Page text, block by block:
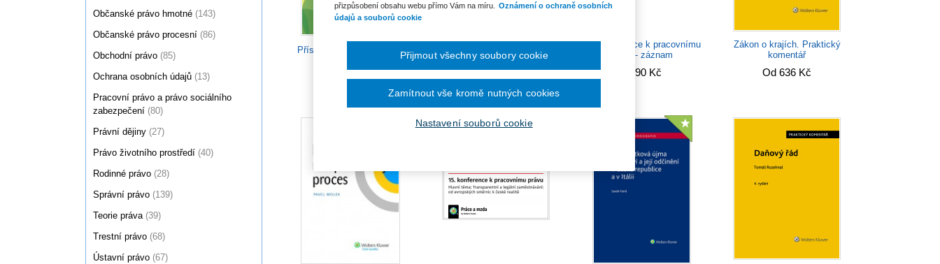
Přístupy k reportingu ESG
Od 485 Kč
Soudní exekutor: historie,
současnost a perspektivy
Od 462 Kč
14. konference k pracovnímu
právu - záznam
5 290 Kč
Zákon o krajích. Praktický
komentář
Od 636 Kč
Občanské právo hmotné (143)
Občanské právo procesní (86)
Obchodní právo (85)
Ochrana osobních údajů (13)
Pracovní právo a právo sociálního
zabezpečení (80)
Právní dějiny (27)
Právo životního prostředí (40)
Rodinné právo (28)
Správní právo (139)
Teorie práva (39)
Trestní právo (68)
Ústavní právo (67)
přizpůsobení obsahu webu přímo Vám na míru.
Oznámení o ochraně osobních
údajů a souborů cookie
Nastavení souborů cookie
Zamítnout vše kromě nutných cookies
Přijmout všechny soubory cookie